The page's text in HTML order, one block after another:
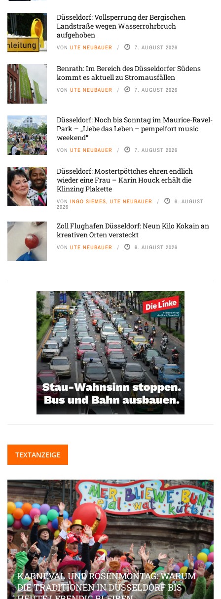
Düsseldorf: Vollsperrung der Bergischen
Landstraße wegen Wasserrohrbruch
aufgehoben
VON UTE NEUBAUER 7. AUGUST 2026
Benrath: Im Bereich des Düsseldorfer Südens
kommt es aktuell zu Stromausfällen
VON UTE NEUBAUER 7. AUGUST 2026
Düsseldorf: Noch bis Sonntag im Maurice-Ravel-
Park – „Liebe das Leben – pempelfort music
weekend“
VON UTE NEUBAUER 7. AUGUST 2026
Düsseldorf: Mostertpöttches ehren endlich
wieder eine Frau – Karin Houck erhält die
Klinzing Plakette
VON INGO SIEMES, UTE NEUBAUER 6. AUGUST
2026
Zoll Flughafen Düsseldorf: Neun Kilo Kokain an
kreativen Orten versteckt
VON UTE NEUBAUER 6. AUGUST 2026
TEXTANZEIGE
KARNEVAL UND ROSENMONTAG: WARUM
DIE TRADITIONEN IN DÜSSELDORF BIS